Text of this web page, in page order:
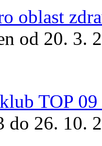
oblast
od 20. 3.
TOP 09
do 26. 10.